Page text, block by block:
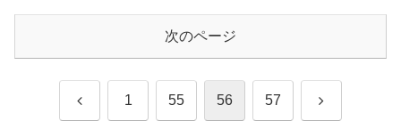
次のページ
前 1 55 56 57 次